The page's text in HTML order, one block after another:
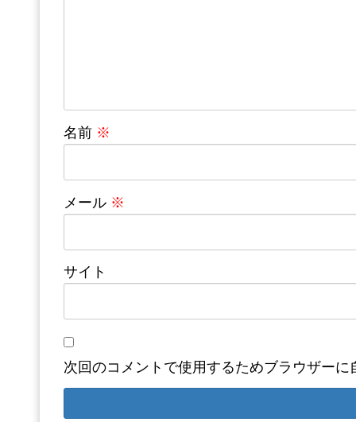
名前 ※
メール ※
サイト
次回のコメントで使用するためブラウザー